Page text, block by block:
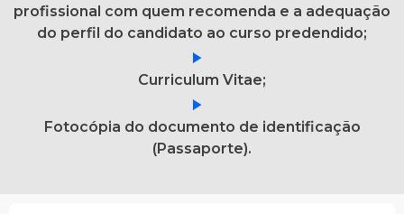
profissional com quem recomenda e a adequação
do perfil do candidato ao curso predendido;
Curriculum Vitae;
Fotocópia do documento de identificação
(Passaporte).